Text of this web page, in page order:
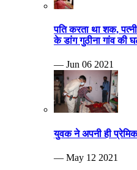
पति करता था शक, पत्नी
के डांग गुठीना गांव की
— Jun 06 2021
युवक ने अपनी ही
— May 12 2021